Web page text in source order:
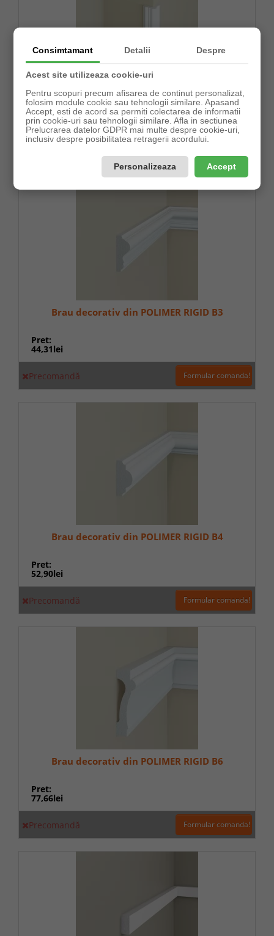
Brau decorativ din POLIMER RIGID B2
Pret:
45,64lei
Brau decorativ din POLIMER RIGID B3
Pret:
44,31lei
Precomandă Formular comanda!
Brau decorativ din POLIMER RIGID B4
Pret:
52,90lei
Precomandă Formular comanda!
Brau decorativ din POLIMER RIGID B6
Pret:
77,66lei
Precomandă Formular comanda!
Consimtamant Detalii Despre
Acest site utilizeaza cookie-uri
Pentru scopuri precum afisarea de continut personalizat,
folosim module cookie sau tehnologii similare. Apasand
Accept, esti de acord sa permiti colectarea de informatii
prin cookie-uri sau tehnologii similare. Afla in sectiunea
Prelucrarea datelor GDPR mai multe despre cookie-uri,
inclusiv despre posibilitatea retragerii acordului.
Personalizeaza Accept